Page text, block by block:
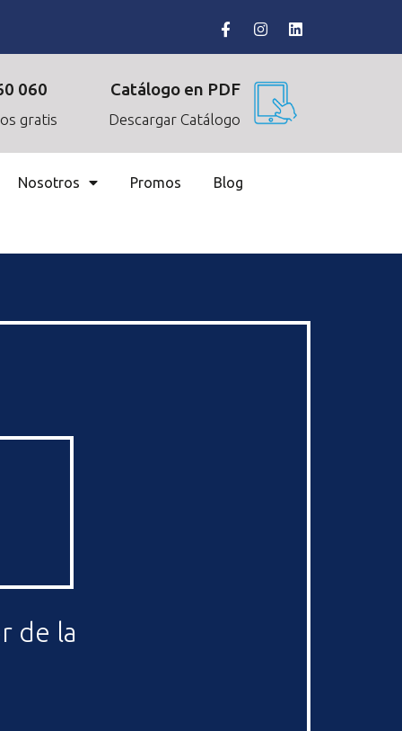
060
gratis
Catálogo en PDF
Descargar Catálogo
Nosotros Promos Blog
de la